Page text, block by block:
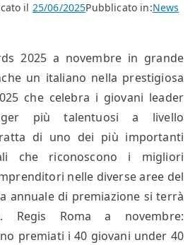
il 25/06/2025Pubblicato in:News
2025 a novembre in grande
un italiano nella prestigiosa
che celebra i giovani leader
più talentuosi a livello
di uno dei più importanti
che riconoscono i migliori
nelle diverse aree del
annuale di premiazione si terrà
Roma a novembre:
premiati i 40 giovani under 40